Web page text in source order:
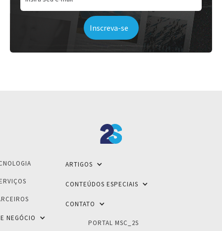
NEGÓCIO
ARTIGOS
CONTEÚDOS ESPECIAIS
CONTATO
PORTAL MSC_2S